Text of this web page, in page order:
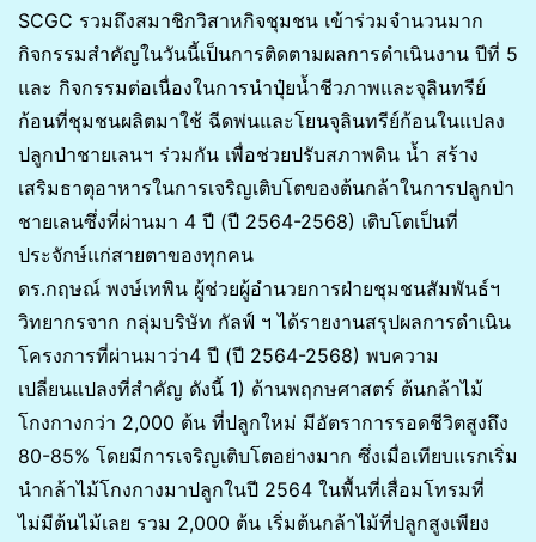
SCGC รวมถึงสมาชิกวิสาหกิจชุมชน เข้าร่วมจำนวนมาก
กิจกรรมสำคัญในวันนี้เป็นการติดตามผลการดำเนินงาน ปีที่ 5
และ กิจกรรมต่อเนื่องในการนำปุ๋ยน้ำชีวภาพและจุลินทรีย์
ก้อนที่ชุมชนผลิตมาใช้ ฉีดพ่นและโยนจุลินทรีย์ก้อนในแปลง
ปลูกป่าชายเลนฯ ร่วมกัน เพื่อช่วยปรับสภาพดิน น้ำ สร้าง
เสริมธาตุอาหารในการเจริญเติบโตของต้นกล้าในการปลูกป่า
ชายเลนซึ่งที่ผ่านมา 4 ปี (ปี 2564-2568) เติบโตเป็นที่
ประจักษ์แก่สายตาของทุกคน
ดร.กฤษณ์ พงษ์เทพิน ผู้ช่วยผู้อำนวยการฝ่ายชุมชนสัมพันธ์ฯ
วิทยากรจาก กลุ่มบริษัท กัลฟ์ ฯ ได้รายงานสรุปผลการดำเนิน
โครงการที่ผ่านมาว่า4 ปี (ปี 2564-2568) พบความ
เปลี่ยนแปลงที่สำคัญ ดังนี้ 1) ด้านพฤกษศาสตร์ ต้นกล้าไม้
โกงกางกว่า 2,000 ต้น ที่ปลูกใหม่ มีอัตราการรอดชีวิตสูงถึง
80-85% โดยมีการเจริญเติบโตอย่างมาก ซึ่งเมื่อเทียบแรกเริ่ม
นำกล้าไม้โกงกางมาปลูกในปี 2564 ในพื้นที่เสื่อมโทรมที่
ไม่มีต้นไม้เลย รวม 2,000 ต้น เริ่มต้นกล้าไม้ที่ปลูกสูงเพียง